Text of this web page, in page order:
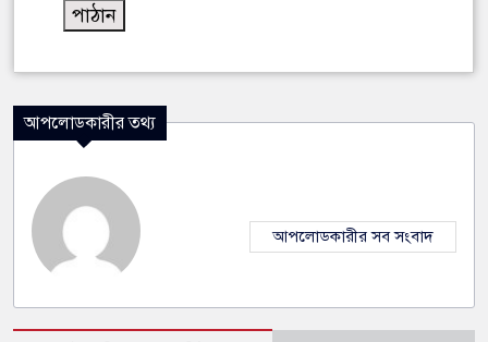
আপলোডকারীর তথ্য
আপলোডকারীর সব সংবাদ